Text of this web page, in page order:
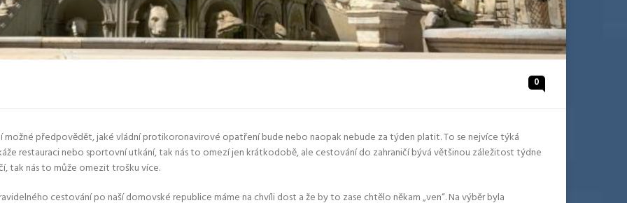
0
možné předpovědět, jaké vládní protikoronavirové opatření bude nebo naopak nebude za týden platit. To se nejvíce týká
restauraci nebo sportovní utkání, tak nás to omezí jen krátkodobě, ale cestování do zahraničí bývá většinou záležitost týdne
tak nás to může omezit trošku více.
cestování po naší domovské republice máme na chvíli dost a že by to zase chtělo někam „ven“. Na výběr byla